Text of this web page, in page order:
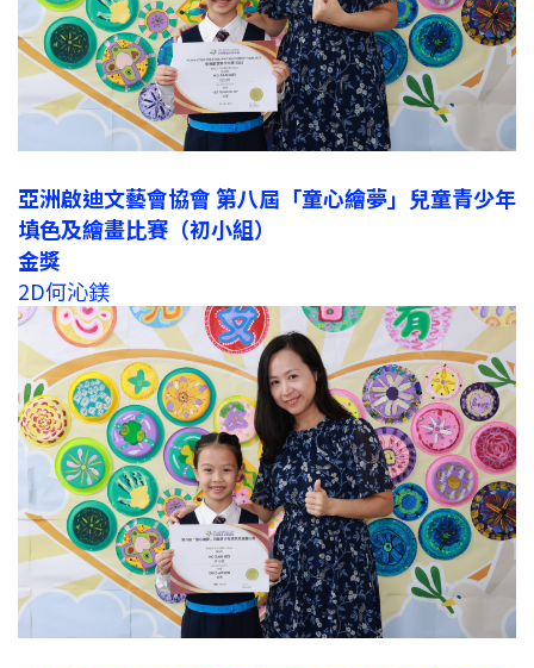
亞洲啟迪文藝會協會 第八屆「童心繪夢」兒童青少年
填色及繪畫比賽（初小組）
金獎
2D何沁鎂